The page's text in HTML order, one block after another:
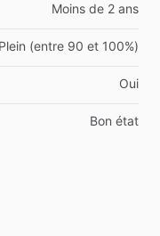
Moins de 2 ans
Plein (entre 90 et 100%)
Oui
Bon état